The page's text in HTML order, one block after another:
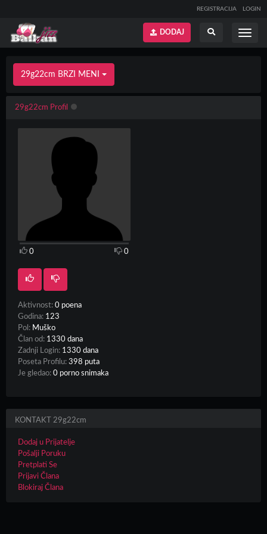
REGISTRACIJA LOGIN
Prikaži
DODAJ
29g22cm BRZI MENI
29g22cm Profil
0 0
Aktivnost: 0 poena
Godina: 123
Pol: Muško
Član od: 1330 dana
Zadnji Login: 1330 dana
Poseta Profilu: 398 puta
Je gledao: 0 porno snimaka
KONTAKT 29g22cm
Dodaj u Prijatelje
Pošalji Poruku
Pretplati Se
Prijavi Člana
Blokiraj Člana